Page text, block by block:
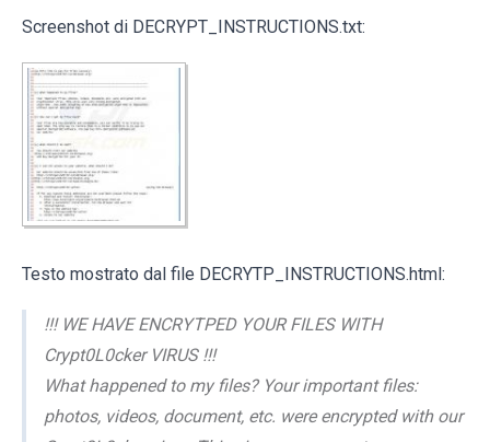
Screenshot di DECRYPT_INSTRUCTIONS.txt:
Testo mostrato dal file DECRYTP_INSTRUCTIONS.html:
!!! WE HAVE ENCRYTPED YOUR FILES WITH
Crypt0L0cker VIRUS !!!
What happened to my files? Your important files:
photos, videos, document, etc. were encrypted with our